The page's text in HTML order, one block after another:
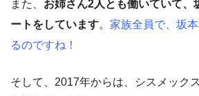
また、 お姉さん2人とも働いていて、
ートをしています。 家族全員で、坂
るのですね！
そして、2017年からは、シスメック